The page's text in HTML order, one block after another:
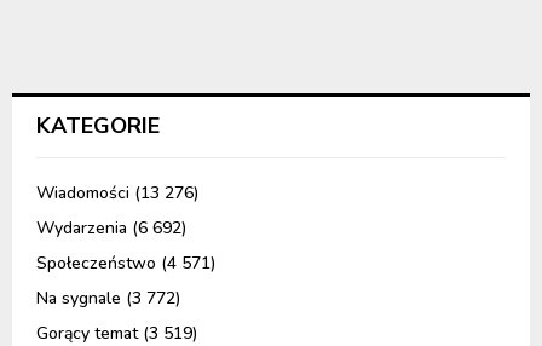
KATEGORIE
Wiadomości (13 276)
Wydarzenia (6 692)
Społeczeństwo (4 571)
Na sygnale (3 772)
Gorący temat(3 519)